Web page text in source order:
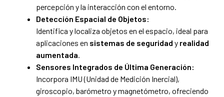
percepción y la interacción con el entorno.
Detección Espacial de Objetos:
Identifica y localiza objetos en el espacio, ideal para
aplicaciones en sistemas de seguridad y realidad
aumentada
Sensores Integrados de Última Generación:
Incorpora IMU (Unidad de Medición Inercial),
giroscopio, barómetro y magnetómetro, ofreciendo